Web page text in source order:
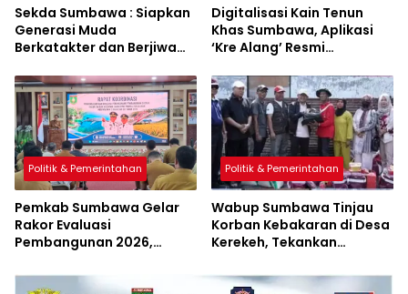
Sekda Sumbawa : Siapkan
Generasi Muda
Berkatakter dan Berjiwa
Digitalisasi Kain Tenun
Khas Sumbawa, Aplikasi
‘Kre Alang’ Resmi
Politik & Pemerintahan
Pemkab Sumbawa Gelar
Rakor Evaluasi
Pembangunan 2026,
Perubahan Resmi
Politik & Pemerintahan
Wabup Sumbawa Tinjau
Korban Kebakaran di Desa
Kerekeh, Tekankan